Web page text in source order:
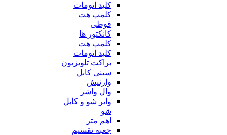
کلید اتومات
کلمپ هت
قوطی
کانکتور ها
کلمپ هت
کلید اتومات
براکت تلویزیون
سینی کابل
وارنیش
وال واشر
وایر شو و کابل
شو
اهم متر
جعبه تقسیم